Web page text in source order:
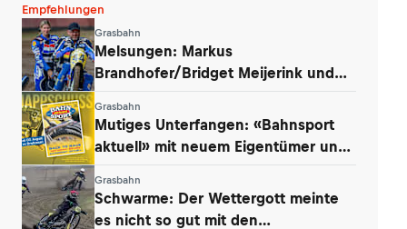
Empfehlungen
Grasbahn
Melsungen: Markus
Brandhofer/Bridget Meijerink und
Grasbahn
Mutiges Unterfangen: «Bahnsport
aktuell» mit neuem Eigentümer und
Grasbahn
Schwarme: Der Wettergott meinte
es nicht so gut mit den